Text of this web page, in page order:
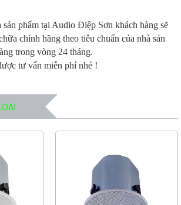
phẩm tại Audio Điệp Sơn khách hàng sẽ
chính hãng theo tiêu chuẩn của nhà sản
trong vòng 24 tháng.
tư vấn miễn phí nhé !